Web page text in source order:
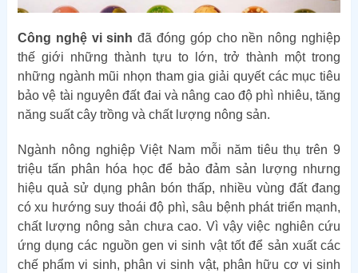
Công nghệ vi sinh đã đóng góp cho nền nông nghiệp
thế giới những thành tựu to lớn, trở thành một trong
những ngành mũi nhọn tham gia giải quyết các mục tiêu
bảo vệ tài nguyên đất đai và nâng cao độ phì nhiêu, tăng
năng suất cây trồng và chất lượng nông sản.
Ngành nông nghiệp Việt Nam mỗi năm tiêu thụ trên 9
triệu tấn phân hóa học để bảo đảm sản lượng nhưng
hiệu quả sử dụng phân bón thấp, nhiều vùng đất đang
có xu hướng suy thoái độ phì, sâu bệnh phát triển mạnh,
chất lượng nông sản chưa cao. Vì vậy việc nghiên cứu
ứng dụng các nguồn gen vi sinh vật tốt để sản xuất các
chế phẩm vi sinh, phân vi sinh vật, phân hữu cơ vi sinh